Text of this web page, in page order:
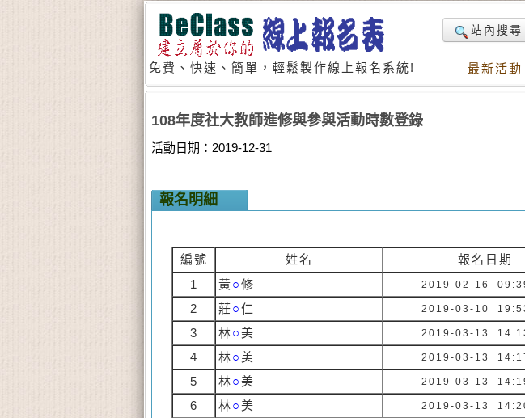
免費、快速、簡單，輕鬆製作線上報名系統!
站內搜尋
最新活動
108年度社大教師進修與參與活動時數登錄
活動日期：2019-12-31
報名明細
編號 姓名
報名日期
1
黃○修 2019-02-16
2 莊○仁 2019-03-10
3 林○美 2019-03-13
4 林○美 2019-03-13
5 林○美 2019-03-13
6 林○美 2019-03-13